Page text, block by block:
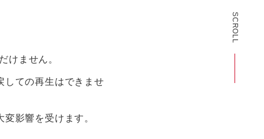
SCROLL
けません。
しての再生はできませ
影響を受けます。